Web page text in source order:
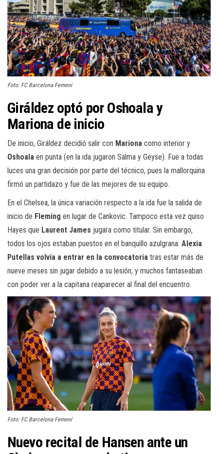
Foto: FC Barcelona Femení
Giráldez optó por Oshoala y
Mariona de inicio
De inicio, Giráldez decidió salir con Mariona como interior y
Oshoala en punta (en la ida jugaron Salma y Geyse). Fue a todas
luces una gran decisión por parte del técnico, pues la mallorquina
firmó un partidazo y fue de las mejores de su equipo.
En el Chelsea, la única variación respecto a la ida fue la salida de
inicio de Fleming en lugar de Cankovic. Tampoco esta vez quiso
Hayes que Laurent James jugara como titular. Sin embargo,
todos los ojos estaban puestos en el banquillo azulgrana. Alexia
Putellas volvía a entrar en la convocatoria tras estar más de
nueve meses sin jugar debido a su lesión, y muchos fantaseaban
con poder ver a la capitana reaparecer al final del encuentro.
Foto: FC Barcelona Femení
Nuevo recital de Hansen ante un